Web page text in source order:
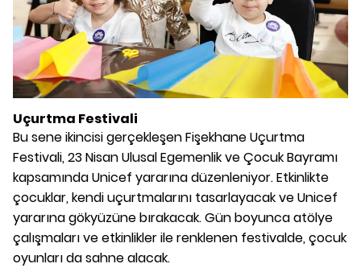
Uçurtma Festivali
Bu sene ikincisi gerçekleşen Fişekhane Uçurtma
Festivali, 23 Nisan Ulusal Egemenlik ve Çocuk Bayramı
kapsamında Unicef yararına düzenleniyor. Etkinlikte
çocuklar, kendi uçurtmalarını tasarlayacak ve Unicef
yararına gökyüzüne bırakacak. Gün boyunca atölye
çalışmaları ve etkinlikler ile renklenen festivalde, çocuk
oyunları da sahne alacak.